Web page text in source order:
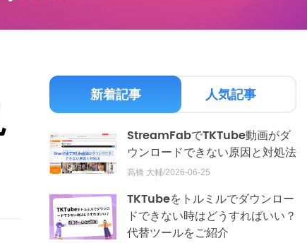
新着記事 人気記事
StreamFabでTKTube動画がダ
ウンロードできない原因と対処法
高橋 大輔/2026-06-25
TKTubeをトルミルでダウンロー
ドできない時はどうすればいい？
代替ツールをご紹介